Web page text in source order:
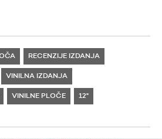
RECENZIJE IZDANJA
VINILNA IZDANJA
VINILNE PLOČE 12"